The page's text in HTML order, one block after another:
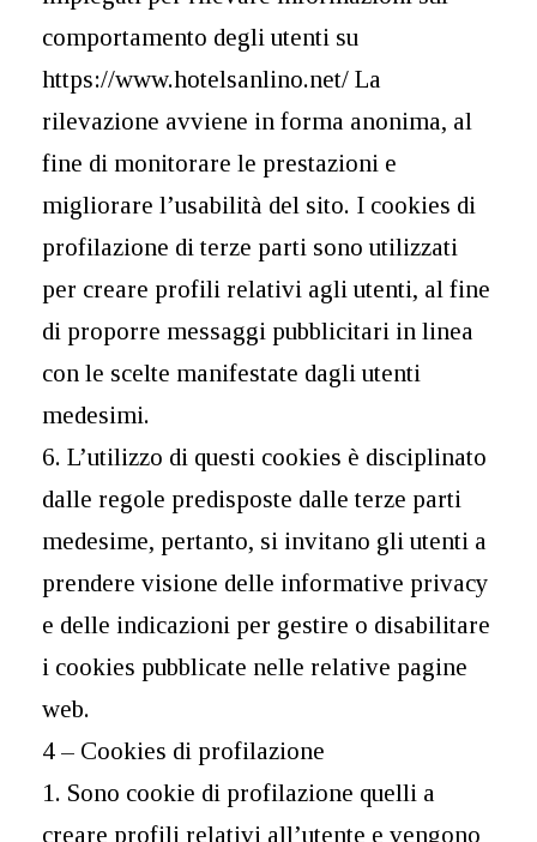
comportamento degli utenti su
https://www.hotelsanlino.net/ La
rilevazione avviene in forma anonima, al
fine di monitorare le prestazioni e
migliorare l’usabilità del sito. I cookies di
profilazione di terze parti sono utilizzati
per creare profili relativi agli utenti, al fine
di proporre messaggi pubblicitari in linea
con le scelte manifestate dagli utenti
medesimi.
6. L’utilizzo di questi cookies è disciplinato
dalle regole predisposte dalle terze parti
medesime, pertanto, si invitano gli utenti a
prendere visione delle informative privacy
e delle indicazioni per gestire o disabilitare
i cookies pubblicate nelle relative pagine
web.
4 – Cookies di profilazione
1. Sono cookie di profilazione quelli a
creare profili relativi all’utente e vengono